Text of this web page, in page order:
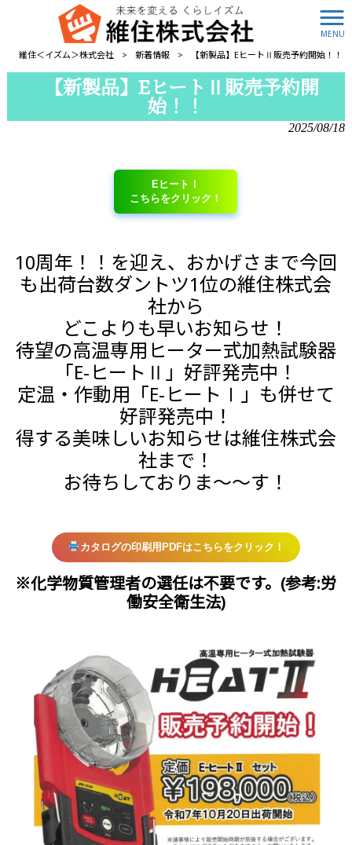
MENU
維住＜イズム＞株式会社 > 新着情報 > 【新製品】EヒートⅡ販売予約開始！！
【新製品】EヒートⅡ販売予約開
始！！
2025/08/18
EヒートⅠ
こちらをクリック！
10周年！！を迎え、おかげさまで今回
も出荷台数ダントツ1位の維住株式会
社から
どこよりも早いお知らせ！
待望の高温専用ヒーター式加熱試験器
「E-ヒートⅡ」好評発売中！
定温・作動用「E-ヒートⅠ」も併せて
好評発売中！
得する美味しいお知らせは維住株式会
社まで！
お待ちしておりま～～す！
カタログの印刷用PDFはこちらをクリック！
※化学物質管理者の選任は不要です。(参考:労
働安全衛生法)